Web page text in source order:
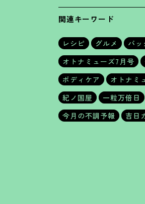
関連キーワード
レシピ グルメ
バッ
オトナミューズ7月号
ボディケア
オトナミ
紀ノ国屋
一粒万倍日
今月の不調予報
吉日